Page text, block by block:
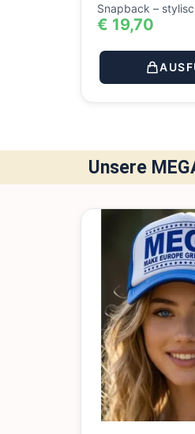
Snapback –
€ 19,70
Unsere